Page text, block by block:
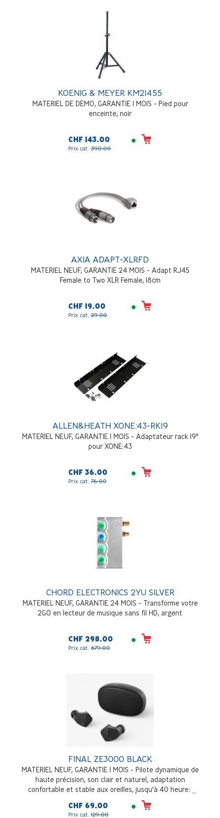
KOENIG & MEYER KM21455
MATERIEL DE DEMO, GARANTIE 1 MOIS - Pied pour
enceinte, noir
CHF 143.00
Prix cat. 390.00
AXIA ADAPT-XLRFD
MATERIEL NEUF, GARANTIE 24 MOIS - Adapt RJ45
Female to Two XLR Female, 18cm
CHF 19.00
Prix cat. 29.00
ALLEN&HEATH XONE:43-RK19
MATERIEL NEUF, GARANTIE 1 MOIS - Adaptateur rack 19"
pour XONE:43
CHF 36.00
Prix cat. 76.00
CHORD ELECTRONICS 2YU SILVER
MATERIEL NEUF, GARANTIE 24 MOIS - Transforme votre
2GO en lecteur de musique sans fil HD, argent
CHF 298.00
Prix cat. 679.00
FINAL ZE3000 BLACK
MATERIEL NEUF, GARANTIE 1 MOIS - Pilote dynamique de
haute précision, son clair et naturel, adaptation
confortable et stable aux oreilles, jusqu'à 40 heures
d'autonomie, Bluetooth 5.2, IPX4, aptX avec une superbe
qualité sonore et connexion stable, noir
CHF 69.00
Prix cat. 129.00